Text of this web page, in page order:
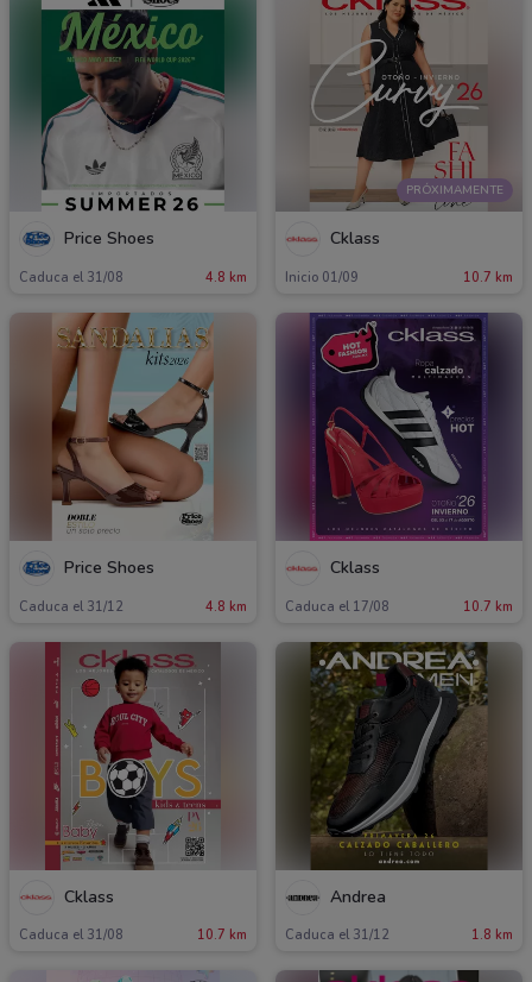
Price Shoes
Caduca el 31/08 4.8 km
PRÓXIMAMENTE
Cklass
Inicio 01/09 10.7 km
Price Shoes
Caduca el 31/12 4.8 km
Cklass
Caduca el 17/08 10.7 km
Cklass
Caduca el 31/08 10.7 km
Andrea
Caduca el 31/12 1.8 km